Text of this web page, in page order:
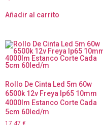
Añadir al carrito
Rollo De Cinta Led 5m 60w
6500k 12v Freya Ip65 10mm
4000lm Estanco Corte Cada
5cm 60led/m